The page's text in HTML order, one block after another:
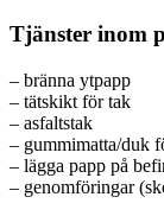
Tjänster inom
– bränna ytpapp
– tätskikt för tak
– asfaltstak
– gummimatta/duk
– lägga papp på
– genomföringar